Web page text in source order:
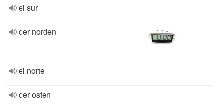
el sur
der norden
el norte
der osten